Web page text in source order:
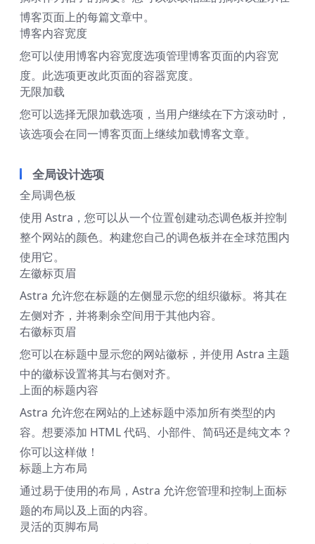
博客页面上的每篇文章中。
博客内容宽度
您可以使用博客内容宽度选项管理博客页面的内容宽
度。此选项更改此页面的容器宽度。
无限加载
您可以选择无限加载选项，当用户继续在下方滚动时，
该选项会在同一博客页面上继续加载博客文章。
全局设计选项
全局调色板
使用 Astra，您可以从一个位置创建动态调色板并控制
整个网站的颜色。构建您自己的调色板并在全球范围内
使用它。
左徽标页眉
Astra 允许您在标题的左侧显示您的组织徽标。将其在
左侧对齐，并将剩余空间用于其他内容。
右徽标页眉
您可以在标题中显示您的网站徽标，并使用 Astra 主题
中的徽标设置将其与右侧对齐。
上面的标题内容
Astra 允许您在网站的上述标题中添加所有类型的内
容。想要添加 HTML 代码、小部件、简码还是纯文本？
你可以这样做！
标题上方布局
通过易于使用的布局，Astra 允许您管理和控制上面标
题的布局以及上面的内容。
灵活的页脚布局